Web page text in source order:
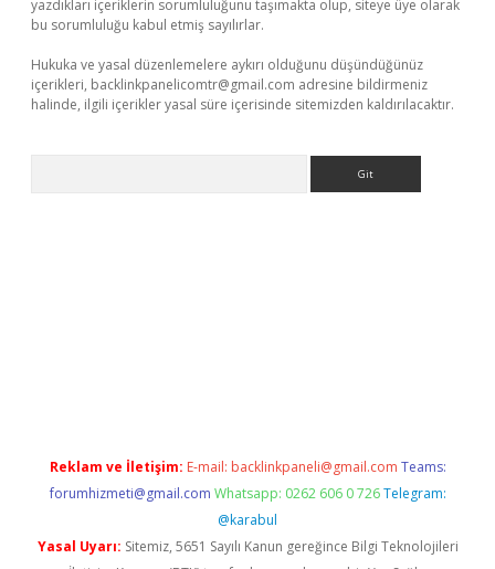
yazdıkları içeriklerin sorumluluğunu taşımakta olup, siteye üye olarak
bu sorumluluğu kabul etmiş sayılırlar.
Hukuka ve yasal düzenlemelere aykırı olduğunu düşündüğünüz
içerikleri, backlinkpanelicomtr@gmail.com adresine bildirmeniz
halinde, ilgili içerikler yasal süre içerisinde sitemizden kaldırılacaktır.
Reklam ve İletişim: E-mail: backlinkpaneli@gmail.com Teams:
forumhizmeti@gmail.com Whatsapp: 0262 606 0 726 Telegram:
@karabul
Yasal Uyarı: Sitemiz, 5651 Sayılı Kanun gereğince Bilgi Teknolojileri